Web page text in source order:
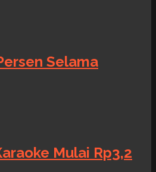
Selama
Mulai Rp3,2